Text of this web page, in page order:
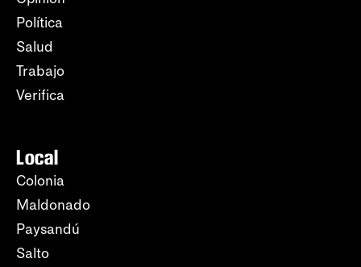
Política
Salud
Trabajo
Verifica
Local
Colonia
Maldonado
Paysandú
Salto